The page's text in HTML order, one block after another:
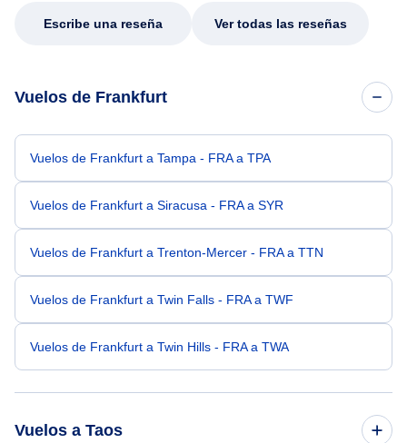
Escribe una reseña Ver todas las reseñas
Vuelos de Frankfurt
Vuelos de Frankfurt a Tampa - FRA a TPA
Vuelos de Frankfurt a Siracusa - FRA a SYR
Vuelos de Frankfurt a Trenton-Mercer - FRA a TTN
Vuelos de Frankfurt a Twin Falls - FRA a TWF
Vuelos de Frankfurt a Twin Hills - FRA a TWA
Vuelos a Taos